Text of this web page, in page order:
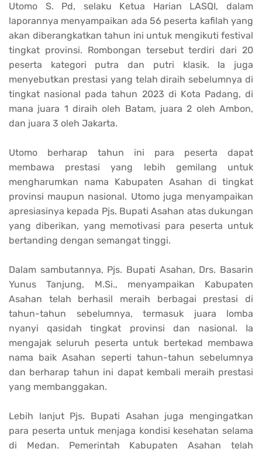
Utomo S. Pd, selaku Ketua Harian LASQI, dalam
laporannya menyampaikan ada 56 peserta kafilah yang
akan diberangkatkan tahun ini untuk mengikuti festival
tingkat provinsi. Rombongan tersebut terdiri dari 20
peserta kategori putra dan putri klasik. Ia juga
menyebutkan prestasi yang telah diraih sebelumnya di
tingkat nasional pada tahun 2023 di Kota Padang, di
mana juara 1 diraih oleh Batam, juara 2 oleh Ambon,
dan juara 3 oleh Jakarta.
Utomo berharap tahun ini para peserta dapat
membawa prestasi yang lebih gemilang untuk
mengharumkan nama Kabupaten Asahan di tingkat
provinsi maupun nasional. Utomo juga menyampaikan
apresiasinya kepada Pjs. Bupati Asahan atas dukungan
yang diberikan, yang memotivasi para peserta untuk
bertanding dengan semangat tinggi.
Dalam sambutannya, Pjs. Bupati Asahan, Drs. Basarin
Yunus Tanjung, M.Si., menyampaikan Kabupaten
Asahan telah berhasil meraih berbagai prestasi di
tahun-tahun sebelumnya, termasuk juara lomba
nyanyi qasidah tingkat provinsi dan nasional. Ia
mengajak seluruh peserta untuk bertekad membawa
nama baik Asahan seperti tahun-tahun sebelumnya
dan berharap tahun ini dapat kembali meraih prestasi
yang membanggakan.
Lebih lanjut Pjs. Bupati Asahan juga mengingatkan
para peserta untuk menjaga kondisi kesehatan selama
di Medan. Pemerintah Kabupaten Asahan telah